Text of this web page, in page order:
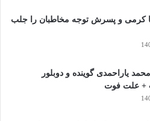
کرمی و پسرش توجه مخاطبان را جلب
یاراحمدی گوینده و دوبلور
+ علت فوت